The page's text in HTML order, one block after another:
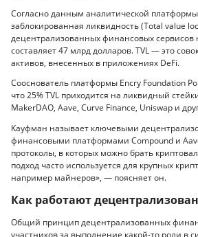
Согласно данным аналитической платформы
заблокированная ликвидность (Total value
децентрализованных финансовых сервисов
составляет 47 млрд долларов. TVL — это
активов, внесенных в приложениях DeFi.
Сооснователь платформы Encry Foundation
что 25% TVL приходится на ликвидный
MakerDAO, Aave, Curve Finance, Uniswap и
Кауфман называет ключевыми
финансовыми платформами Compound и
протоколы, в которых можно брать
подход часто используется для крупных
например майнеров», — поясняет он.
Как работают
Общий принцип децентрализованных
участников за выполнение какой-то роли в